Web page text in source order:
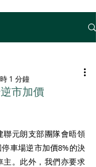
市加價
1 分鐘
聯元朗支部團隊會晤領
車場逆市加價8%的決
主。此外，我們亦要求